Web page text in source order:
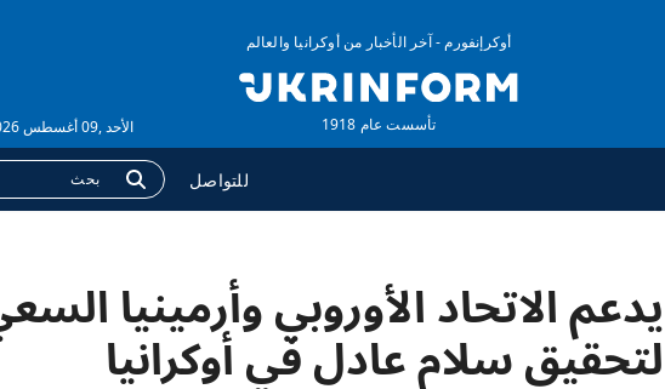
أوكرإنفورم - آخر الأخبار من أوكرانيا والعالم
تأسست عام 1918 الأحد ,09 أغسطس 2026 ,08:31
للتواصل
الوكالة
معلومات عن الوكالة
جهات الاتصال
المزيد
التقارير
مقابلات
يدعم الاتحاد الأوروبي وأرمينيا
لتحقيق سلام عادل في أوكرانيا